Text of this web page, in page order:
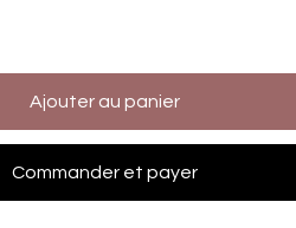
Ajouter au panier
Commander et payer